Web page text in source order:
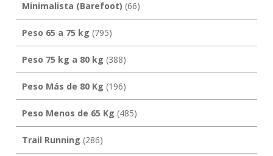
Minimalista (Barefoot) (66)
Peso 65 a 75 kg (795)
Peso 75 kg a 80 kg (388)
Peso Más de 80 Kg (196)
Peso Menos de 65 Kg (485)
Trail Running (286)